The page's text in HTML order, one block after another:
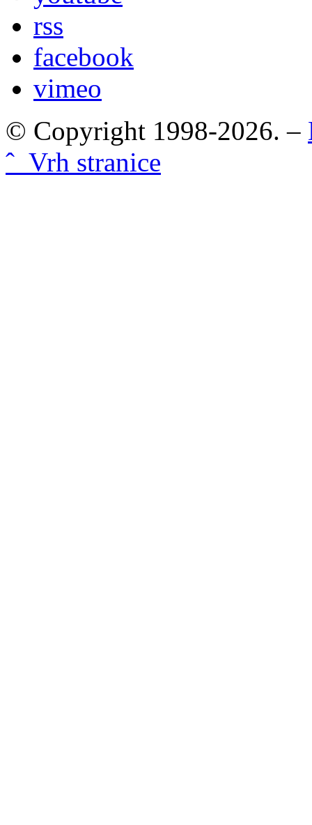
rss
facebook
vimeo
© Copyright 1998-2026. –
ˆ Vrh stranice